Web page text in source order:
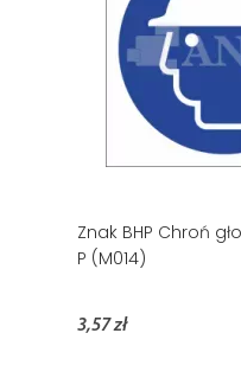
Znak BHP Chroń
P (M014)
3,57 zł